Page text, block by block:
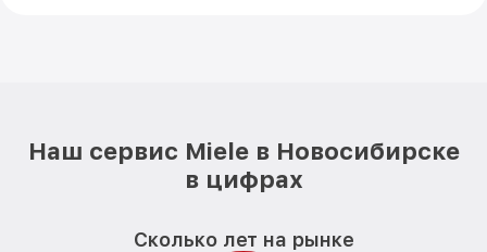
Наш сервис Miele в Новосибирске
в цифрах
Сколько лет на рынке